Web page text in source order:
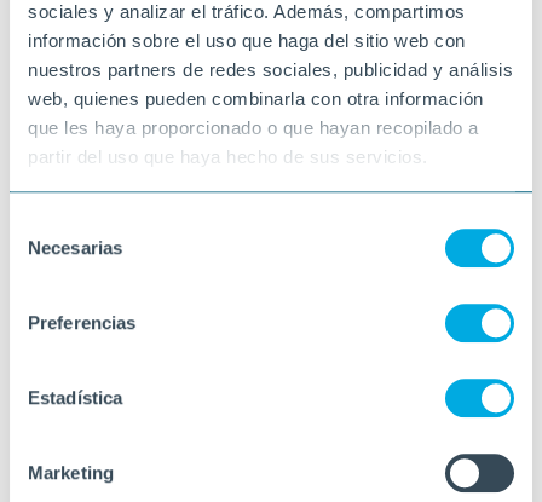
sociales y analizar el tráfico. Además, compartimos
información sobre el uso que haga del sitio web con
nuestros partners de redes sociales, publicidad y análisis
web, quienes pueden combinarla con otra información
que les haya proporcionado o que hayan recopilado a
partir del uso que haya hecho de sus servicios.
Necesarias
Preferencias
Estadística
Marketing